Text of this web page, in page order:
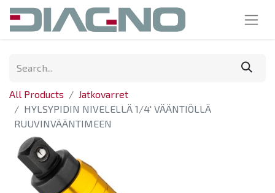
All Products
Jatkovarret
HYLSYPIDIN NIVELELLÄ 1/4' VÄÄNTIÖLLÄ
RUUVINVÄÄNTIMEEN